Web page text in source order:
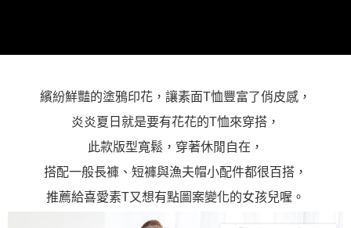
繽紛鮮豔的塗鴉印花，讓素面T恤豐富了俏皮感，
炎炎夏日就是要有花花的T恤來穿搭，
此款版型寬鬆，穿著休閒自在，
搭配一般長褲、短褲與漁夫帽小配件都很百搭，
推薦給喜愛素T又想有點圖案變化的女孩兒喔。